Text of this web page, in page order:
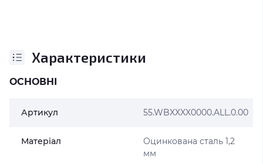
Характеристики
ОСНОВНІ
Артикул 55.WBXXXX0000.ALL.0.00
Матеріал
Оцинкована сталь 1,2
мм